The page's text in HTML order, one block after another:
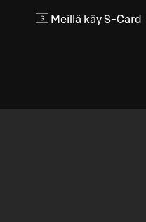
Meillä käy S-Card